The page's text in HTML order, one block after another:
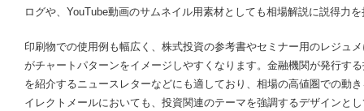
ログや、YouTube動画のサムネイル用素材としても相場解説に説得力を
印刷物での使用例も幅広く、株式投資の参考書やセミナー用のレジュ
がチャートパターンをイメージしやすくなります。金融機関が発行す
を紹介するニュースレターなどにも適しており、相場の高値圏での動
イレクトメールにおいても、投資関連のテーマを強調するデザインとし